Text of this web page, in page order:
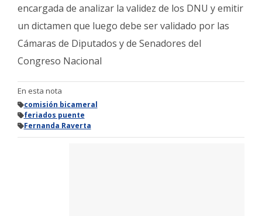
encargada de analizar la validez de los DNU y emitir
un dictamen que luego debe ser validado por las
Cámaras de Diputados y de Senadores del
Congreso Nacional
En esta nota
comisión bicameral
feriados puente
Fernanda Raverta